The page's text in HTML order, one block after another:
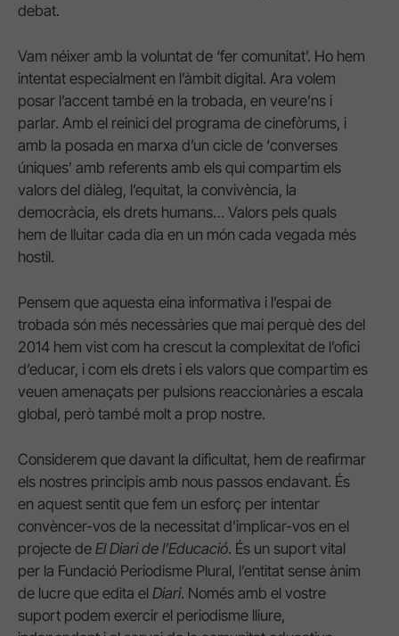
debat.
Vam néixer amb la voluntat de ‘fer comunitat’. Ho hem
intentat especialment en l’àmbit digital. Ara volem
posar l’accent també en la trobada, en veure’ns i
parlar. Amb el reinici del programa de cinefòrums, i
amb la posada en marxa d’un cicle de ‘converses
úniques’ amb referents amb els qui compartim els
valors del diàleg, l’equitat, la convivència, la
democràcia, els drets humans… Valors pels quals
hem de lluitar cada dia en un món cada vegada més
hostil.
Pensem que aquesta eina informativa i l’espai de
trobada són més necessàries que mai perquè des del
2014 hem vist com ha crescut la complexitat de l’ofici
d’educar, i com els drets i els valors que compartim es
veuen amenaçats per pulsions reaccionàries a escala
global, però també molt a prop nostre.
Considerem que davant la dificultat, hem de reafirmar
els nostres principis amb nous passos endavant. És
en aquest sentit que fem un esforç per intentar
convèncer-vos de la necessitat d’implicar-vos en el
projecte de El Diari de l’Educació. És un suport vital
per la Fundació Periodisme Plural, l’entitat sense ànim
de lucre que edita el Diari. Només amb el vostre
suport podem exercir el periodisme lliure,